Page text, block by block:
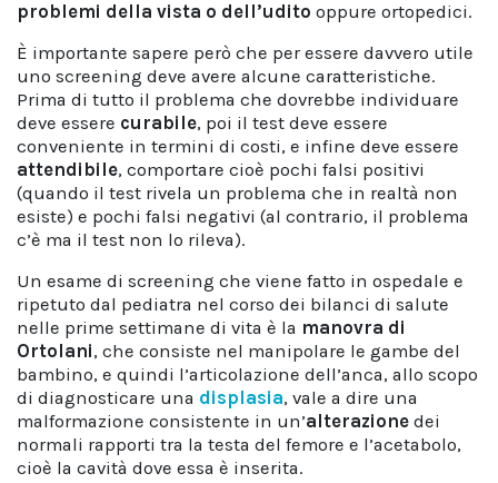
problemi della vista o dell’udito oppure ortopedici.
È importante sapere però che per essere davvero utile
uno screening deve avere alcune caratteristiche.
Prima di tutto il problema che dovrebbe individuare
deve essere curabile, poi il test deve essere
conveniente in termini di costi, e infine deve essere
attendibile, comportare cioè pochi falsi positivi
(quando il test rivela un problema che in realtà non
esiste) e pochi falsi negativi (al contrario, il problema
c’è ma il test non lo rileva).
Un esame di screening che viene fatto in ospedale e
ripetuto dal pediatra nel corso dei bilanci di salute
nelle prime settimane di vita è la manovra di
Ortolani, che consiste nel manipolare le gambe del
bambino, e quindi l’articolazione dell’anca, allo scopo
di diagnosticare una displasia, vale a dire una
malformazione consistente in un’alterazione dei
normali rapporti tra la testa del femore e l’acetabolo,
cioè la cavità dove essa è inserita.